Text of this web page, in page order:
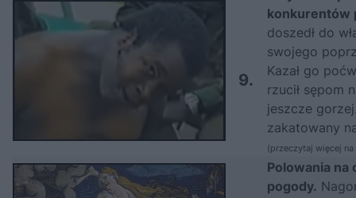
9.
konkurentów
doszedł do
swojego
Kazał go
rzucił sępom
jeszcze
zakatowany
(przeczytaj więcej
Polowania na
pogody.